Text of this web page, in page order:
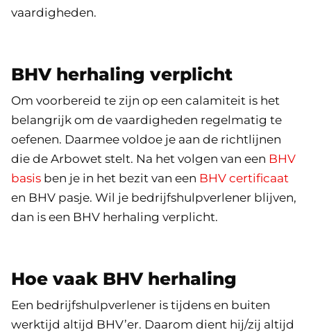
vaardigheden.
BHV herhaling verplicht
Om voorbereid te zijn op een calamiteit is het
belangrijk om de vaardigheden regelmatig te
oefenen. Daarmee voldoe je aan de richtlijnen
die de Arbowet stelt. Na het volgen van een BHV
basis ben je in het bezit van een BHV certificaat
en BHV pasje. Wil je bedrijfshulpverlener blijven,
dan is een BHV herhaling verplicht.
Hoe vaak BHV herhaling
Een bedrijfshulpverlener is tijdens en buiten
werktijd altijd BHV’er. Daarom dient hij/zij altijd